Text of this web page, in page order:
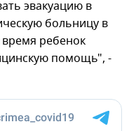
эвакуацию в
больницу в
ребенок
помощь", -